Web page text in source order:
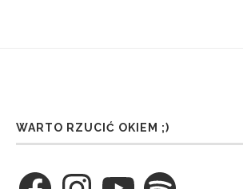
WARTO RZUCIĆ OKIEM ;)
FacebookInstagramYouTube Spotify